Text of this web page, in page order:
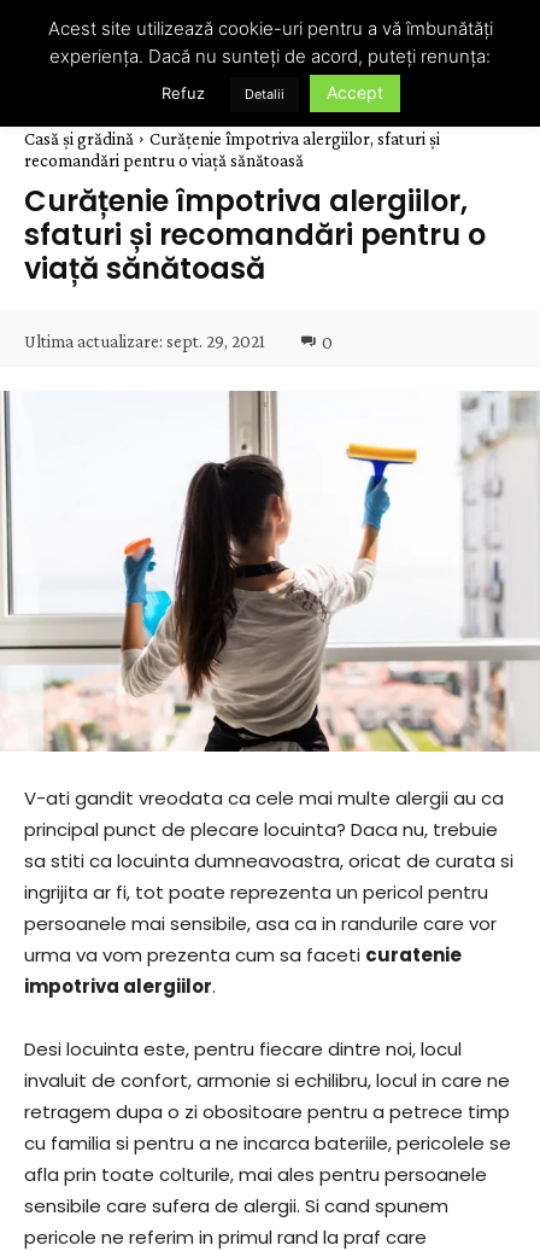
Casă și grădină
Curățenie împotriva alergiilor, sfaturi și
recomandări pentru o viață sănătoasă
Curățenie împotriva alergiilor,
sfaturi și recomandări pentru o
viață sănătoasă
Ultima actualizare: sept. 29, 2021 0
V-ati gandit vreodata ca cele mai multe alergii au ca
principal punct de plecare locuinta? Daca nu, trebuie
sa stiti ca locuinta dumneavoastra, oricat de curata si
ingrijita ar fi, tot poate reprezenta un pericol pentru
persoanele mai sensibile, asa ca in randurile care vor
urma va vom prezenta cum sa faceti curatenie
impotriva alergiilor.
Desi locuinta este, pentru fiecare dintre noi, locul
invaluit de confort, armonie si echilibru, locul in care ne
retragem dupa o zi obositoare pentru a petrece timp
cu familia si pentru a ne incarca bateriile, pericolele se
afla prin toate colturile, mai ales pentru persoanele
sensibile care sufera de alergii. Si cand spunem
pericole ne referim in primul rand la praf care
Acest site utilizează cookie-uri pentru a vă îmbunătăți
experiența. Dacă nu sunteți de acord, puteți renunța:
Refuz Detalii Accept